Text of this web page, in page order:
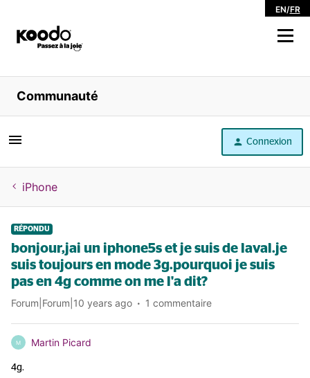
EN/FR
Magasiner
Libre service
Aide
Communauté
Connexion
iPhone
RÉPONDU
bonjour,jai un iphone5s et je suis de laval.je
suis toujours en mode 3g.pourquoi je suis
pas en 4g comme on me l'a dit?
Forum|Forum|10 years ago 1 commentaire
M Martin Picard
4g.